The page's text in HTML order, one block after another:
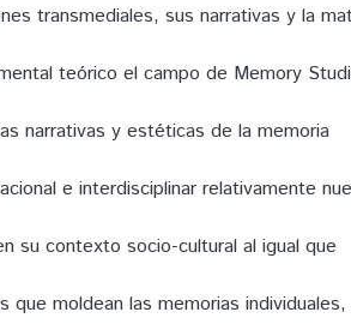
transmediales, sus narrativas y la
teórico el campo de Memory
narrativas y estéticas de la memoria
e interdisciplinar relativamente
su contexto socio-cultural al igual que
moldean las memorias individuales,